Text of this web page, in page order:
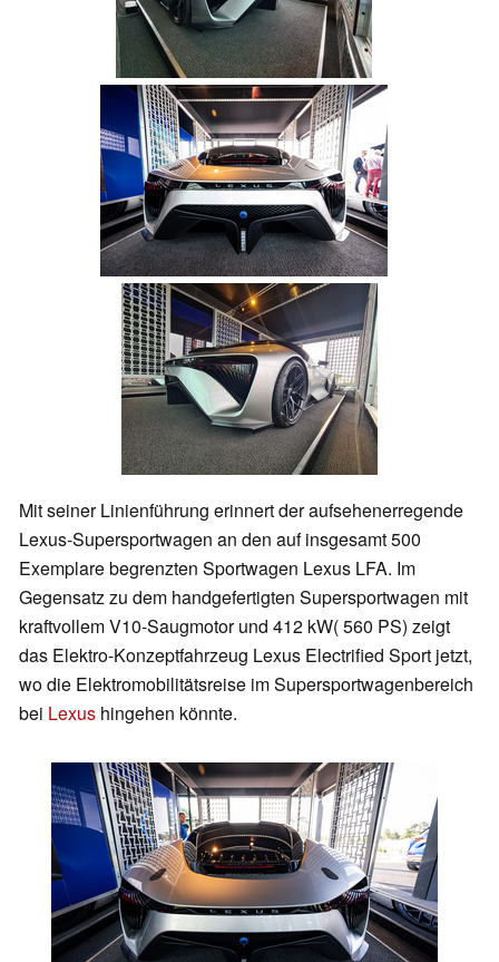
Mit seiner Linienführung erinnert der aufsehenerregende
Lexus-Supersportwagen an den auf insgesamt 500
Exemplare begrenzten Sportwagen Lexus LFA. Im
Gegensatz zu dem handgefertigten Supersportwagen mit
kraftvollem V10-Saugmotor und 412 kW( 560 PS) zeigt
das Elektro-Konzeptfahrzeug Lexus Electrified Sport jetzt,
wo die Elektromobilitätsreise im Supersportwagenbereich
bei Lexus hingehen könnte.